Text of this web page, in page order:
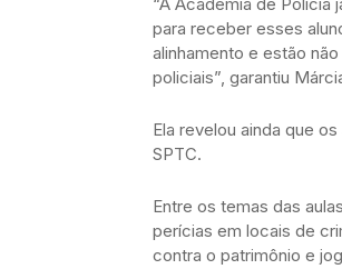
para receber esses
alinhamento e estão
policiais”, garantiu
Ela revelou ainda que
SPTC.
Entre os temas das
perícias em locais de
contra o patrimônio e